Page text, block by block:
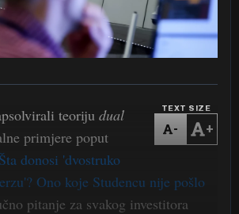
TEXT SIZE
- +
teoriju dual
primjere poput
Šta donosi 'dvostruko
Ono koje Studencu nije pošlo
pitanje za svakog investitora